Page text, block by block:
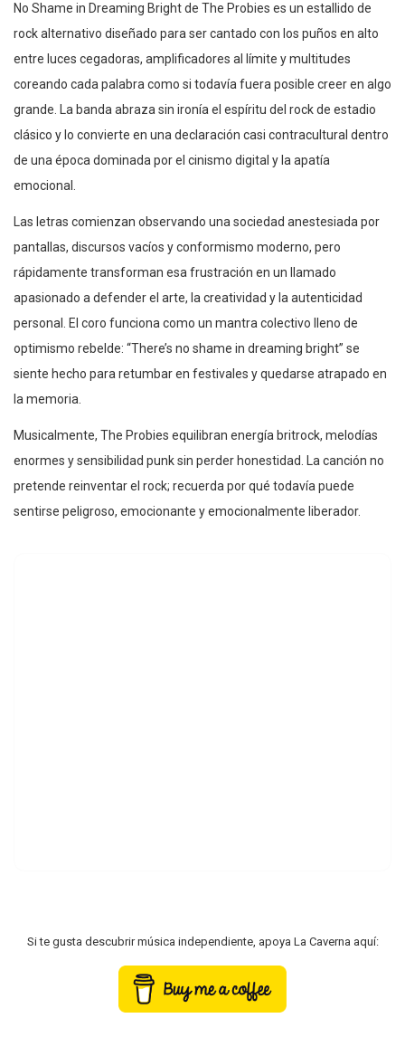
No Shame in Dreaming Bright de The Probies es un estallido de
rock alternativo diseñado para ser cantado con los puños en alto
entre luces cegadoras, amplificadores al límite y multitudes
coreando cada palabra como si todavía fuera posible creer en algo
grande. La banda abraza sin ironía el espíritu del rock de estadio
clásico y lo convierte en una declaración casi contracultural dentro
de una época dominada por el cinismo digital y la apatía
emocional.
Las letras comienzan observando una sociedad anestesiada por
pantallas, discursos vacíos y conformismo moderno, pero
rápidamente transforman esa frustración en un llamado
apasionado a defender el arte, la creatividad y la autenticidad
personal. El coro funciona como un mantra colectivo lleno de
optimismo rebelde: “There’s no shame in dreaming bright” se
siente hecho para retumbar en festivales y quedarse atrapado en
la memoria.
Musicalmente, The Probies equilibran energía britrock, melodías
enormes y sensibilidad punk sin perder honestidad. La canción no
pretende reinventar el rock; recuerda por qué todavía puede
sentirse peligroso, emocionante y emocionalmente liberador.
Si te gusta descubrir música independiente, apoya La Caverna aquí: